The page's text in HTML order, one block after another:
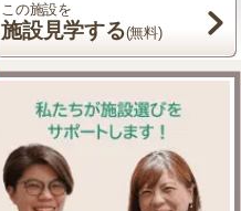
この施設を
施設見学する(無料)